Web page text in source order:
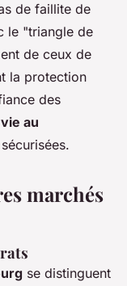
de faillite de
le "triangle de
de ceux de
la protection
des
au
marchés
se distinguent